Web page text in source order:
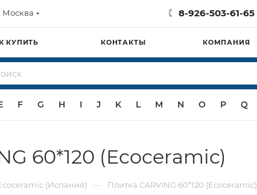
Москва 8-926-503-61-65
КУПИТЬ КОНТАКТЫ КОМПАНИЯ
F G H I J K L M N O P Q
60*120 (Ecoceramic)
(Испания) — Плитка CARVING 60*120 (Ecoceramic)